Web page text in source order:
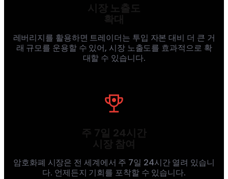
시장 노출도
확대
레버리지를 활용하면 트레이더는 투입 자본 대비 더 큰 거
래 규모를 운용할 수 있어, 시장 노출도를 효과적으로 확
대할 수 있습니다.
주 7일 24시간
시장 참여
암호화폐 시장은 전 세계에서 주 7일 24시간 열려 있습니
다. 언제든지 기회를 포착할 수 있습니다.